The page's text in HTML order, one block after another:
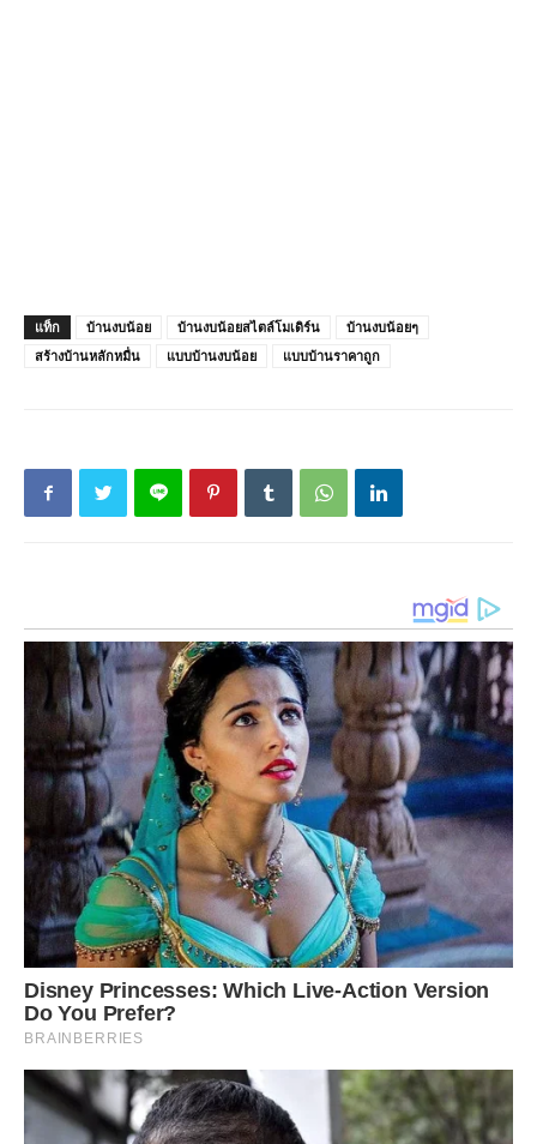
แท็ก บ้านงบน้อย บ้านงบน้อยสไตล์โมเดิร์น
บ้านงบน้อยๆ
สร้างบ้านหลักหมื่น
แบบบ้านงบน้อย แบบบ้านราคาถูก